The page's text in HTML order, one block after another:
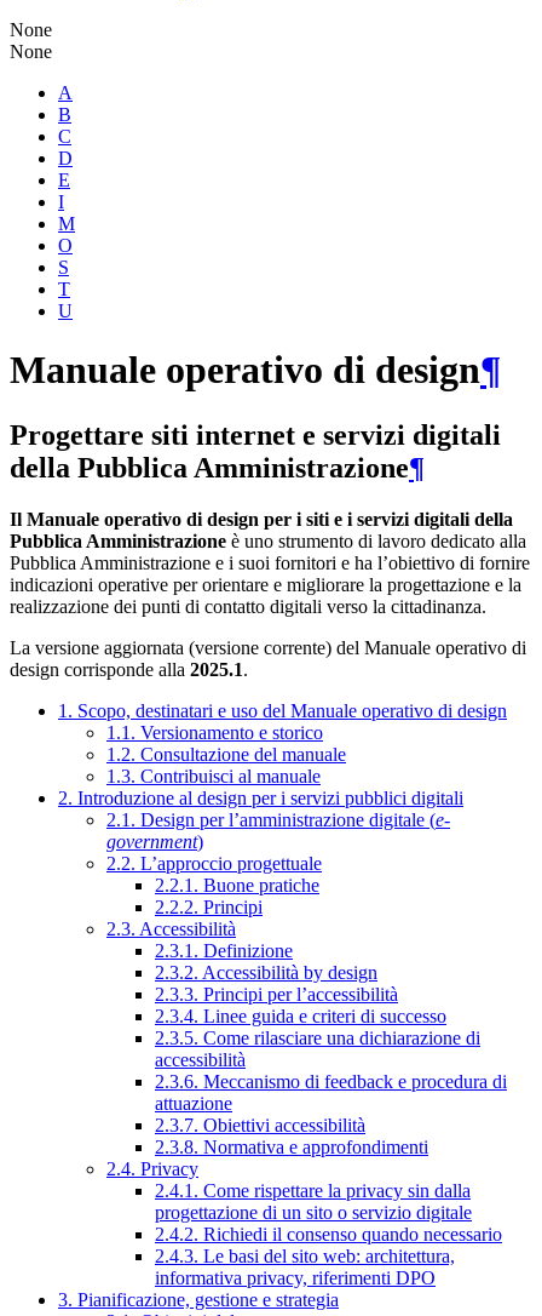
None
None
A
B
C
D
E
I
M
O
S
T
U
Manuale operativo di design¶
Progettare siti internet e servizi digitali
della Pubblica Amministrazione¶
Il Manuale operativo di design per i siti e i servizi digitali della
Pubblica Amministrazione è uno strumento di lavoro dedicato alla
Pubblica Amministrazione e i suoi fornitori e ha l’obiettivo di fornire
indicazioni operative per orientare e migliorare la progettazione e la
realizzazione dei punti di contatto digitali verso la cittadinanza.
La versione aggiornata (versione corrente) del Manuale operativo di
design corrisponde alla 2025.1.
1. Scopo, destinatari e uso del Manuale operativo di design
1.1. Versionamento e storico
1.2. Consultazione del manuale
1.3. Contribuisci al manuale
2. Introduzione al design per i servizi pubblici digitali
2.1. Design per l’amministrazione digitale (e-
government)
2.2. L’approccio progettuale
2.2.1. Buone pratiche
2.2.2. Principi
2.3. Accessibilità
2.3.1. Definizione
2.3.2. Accessibilità by design
2.3.3. Principi per l’accessibilità
2.3.4. Linee guida e criteri di successo
2.3.5. Come rilasciare una dichiarazione di
accessibilità
2.3.6. Meccanismo di feedback e procedura di
attuazione
2.3.7. Obiettivi accessibilità
2.3.8. Normativa e approfondimenti
2.4. Privacy
2.4.1. Come rispettare la privacy sin dalla
progettazione di un sito o servizio digitale
2.4.2. Richiedi il consenso quando necessario
2.4.3. Le basi del sito web: architettura,
informativa privacy, riferimenti DPO
3. Pianificazione, gestione e strategia